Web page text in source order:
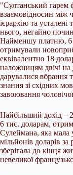
"Султанський гарем
взаємовідносин між
ієрархію та
нього, негайно
Найменшу платню, 6
отримували
еквівалентно 18
наложницям двічі на
дарувалися вбрання
знання зі східних
завоювання
Найбільший дохід –
6 тис. доларам,
Сулеймана, яка мала
мільйонів доларів
зберігала до кінця
невеликої